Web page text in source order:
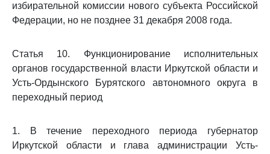
избирательной комиссии нового субъекта Российской
Федерации, но не позднее 31 декабря 2008 года.
Статья 10. Функционирование исполнительных
органов государственной власти Иркутской области и
Усть-Ордынского Бурятского автономного округа в
переходный период
1. В течение переходного периода губернатор
Иркутской области и глава администрации Усть-